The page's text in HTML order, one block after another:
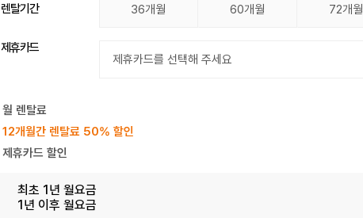
렌탈기간 36개월 60개월 72개월
제휴카드
월 렌탈료
12개월간 렌탈료 50% 할인
제휴카드 할인
최초 1년 월요금
1년 이후 월요금